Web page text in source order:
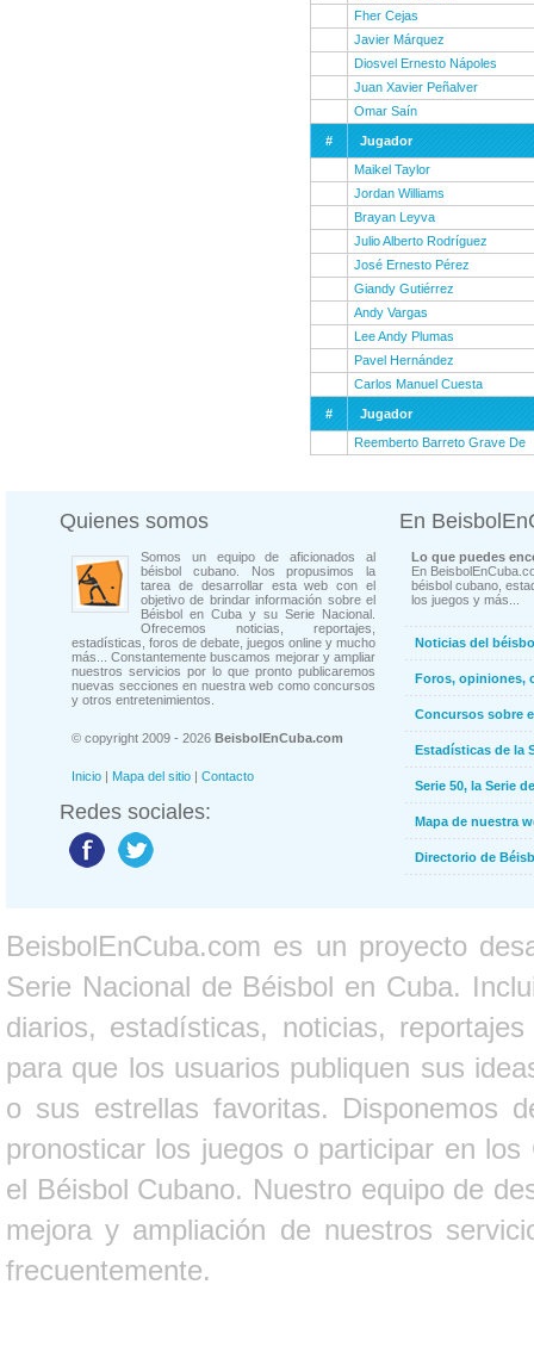
Fher Cejas
Javier Márquez
Diosvel Ernesto Nápoles
Juan Xavier Peñalver
Omar Saín
#
Jugador
Maikel Taylor
Jordan Williams
Brayan Leyva
Julio Alberto Rodríguez
José Ernesto Pérez
Giandy Gutiérrez
Andy Vargas
Lee Andy Plumas
Pavel Hernández
Carlos Manuel Cuesta
#
Jugador
Reemberto Barreto Grave De
Quienes somos
Somos un equipo de aficionados al
béisbol cubano. Nos propusimos la
tarea de desarrollar esta web con el
objetivo de brindar información sobre el
Béisbol en Cuba y su Serie Nacional.
Ofrecemos noticias, reportajes,
estadísticas, foros de debate, juegos online y mucho
más... Constantemente buscamos mejorar y ampliar
nuestros servicios por lo que pronto publicaremos
nuevas secciones en nuestra web como concursos
y otros entretenimientos.
© copyright 2009 - 2026 BeisbolEnCuba.com
Inicio | Mapa del sitio | Contacto
Redes sociales:
En
Lo que puedes
En
béisbol cubano,
los juegos y más...
Noticias del
Foros, opiniones,
Concursos sobre
Estadísticas de la
Serie 50, la Serie
Mapa de nuestra
Directorio de
BeisbolEnCuba.com es un proyecto
Serie Nacional de Béisbol en Cuba.
diarios, estadísticas, noticias,
para que los usuarios publiquen sus
o sus estrellas favoritas. Disponemos
pronosticar los juegos o participar en
el Béisbol Cubano. Nuestro equipo de
mejora y ampliación de nuestros
frecuentemente.